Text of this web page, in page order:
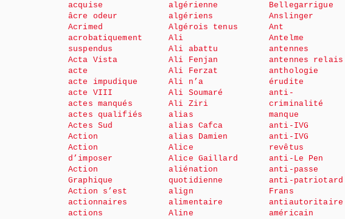
acquise
âcre odeur
Acrimed
acrobatiquement
suspendus
Acta Vista
acte
acte impudique
acte VIII
actes manqués
actes qualifiés
Actes Sud
Action
Action
d’imposer
Action
Graphique
Action s’est
actionnaires
actions
algérienne
algériens
Algérois tenus
Ali
Ali abattu
Ali Fenjan
Ali Ferzat
Ali n’a
Ali Soumaré
Ali Ziri
alias
alias Cafca
alias Damien
Alice
Alice Gaillard
aliénation
quotidienne
align
alimentaire
Aline
Bellegarrigue
Anslinger
Ant
Antelme
antennes
antennes relais
anthologie
érudite
anti-
criminalité
manque
anti-IVG
anti-IVG
revêtus
anti-Le Pen
anti-passe
anti-patriotard
Frans
antiautoritaire
américain